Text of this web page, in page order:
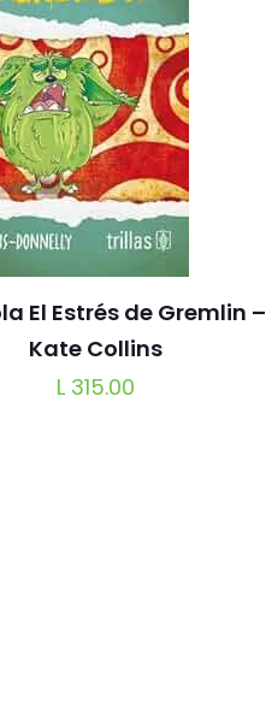
El Estrés de Gremlin –
Kate Collins
L315.00